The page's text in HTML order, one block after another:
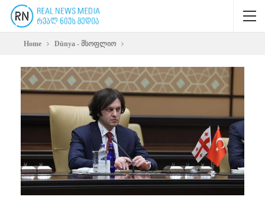
Home Dünya - მსოფლიო